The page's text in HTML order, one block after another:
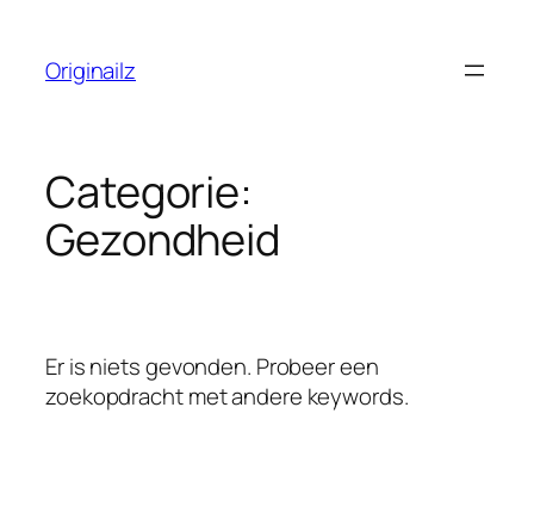
Originailz
Categorie:
Gezondheid
Er is niets gevonden. Probeer een
zoekopdracht met andere keywords.